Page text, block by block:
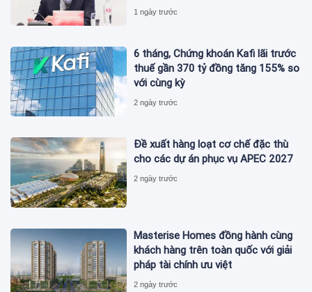
1 ngày trước
6 tháng, Chứng khoán Kafi lãi trước
thuế gần 370 tỷ đồng tăng 155% so
với cùng kỳ
2 ngày trước
Đề xuất hàng loạt cơ chế đặc thù
cho các dự án phục vụ APEC 2027
2 ngày trước
Masterise Homes đồng hành cùng
khách hàng trên toàn quốc với giải
pháp tài chính ưu việt
2 ngày trước